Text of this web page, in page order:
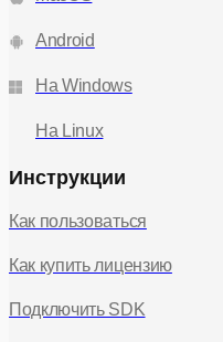
Android
На Windows
На Linux
Инструкции
Как пользоваться
Как купить лицензию
Подключить SDK